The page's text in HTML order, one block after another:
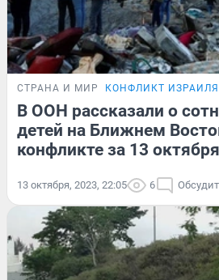
СТРАНА И МИР КОНФЛИКТ
В ООН рассказали о
детей на Ближнем
конфликте за 13 октября
13 октября, 2023, 22:05 6